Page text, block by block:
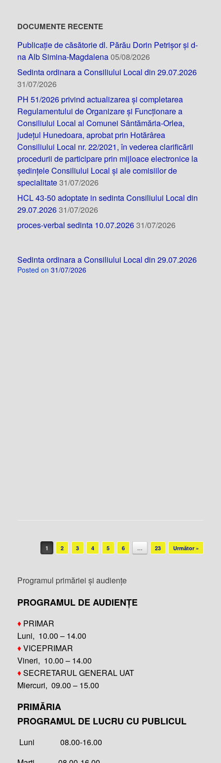
DOCUMENTE RECENTE
Publicație de căsătorie dl. Părău Dorin Petrișor și d-
na Alb Simina-Magdalena05/08/2026
Sedinta ordinara a Consiliului Local din 29.07.2026
31/07/2026
PH 51/2026 privind actualizarea și completarea
Regulamentului de Organizare și Funcționare a
Consiliului Local al Comunei Sântămăria-Orlea,
județul Hunedoara, aprobat prin Hotărârea
Consiliului Local nr. 22/2021, în vederea clarificării
procedurii de participare prin mijloace electronice la
ședințele Consiliului Local și ale comisiilor de
specialitate31/07/2026
HCL 43-50 adoptate in sedinta Consiliului Local din
29.07.202631/07/2026
proces-verbal sedinta 10.07.202631/07/2026
Sedinta ordinara a Consiliului Local din 29.07.2026
Posted on 31/07/2026
Post navigation
1 2 3 4 5 6 … 23 Următor »
Programul primăriei și audiențe
PROGRAMUL DE AUDIENȚE
♦ PRIMAR
Luni, 10.00 – 14.00
♦VICEPRIMAR
Vineri, 10.00 – 14.00
♦SECRETARUL GENERAL UAT
Miercuri, 09.00 – 15.00
PRIMĂRIA
PROGRAMUL DE LUCRU CU PUBLICUL
Luni 08.00-16.00